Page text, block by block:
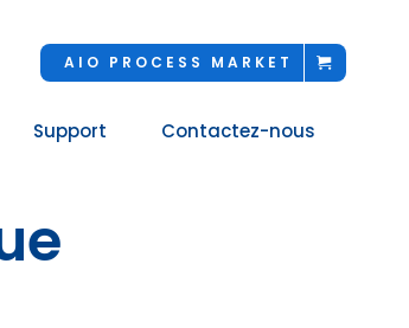
AIO PROCESS MARKET
Support Contactez-nous